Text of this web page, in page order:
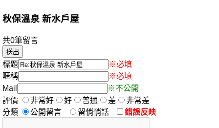
秋保溫泉 新水戶屋
共0筆留言
標題
※必填
暱稱
※必填
Mail
※不公開
評價
非常好 好 普通 差
非常差
分類
公開留言 留悄悄話 錯誤反映